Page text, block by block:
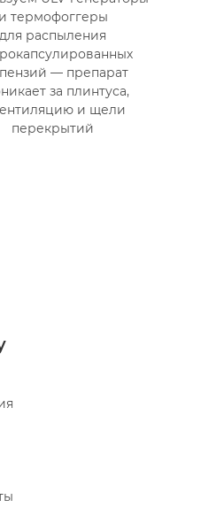
и термофоггеры
для распыления
— препарат
за плинтуса,
и щели
перекрытий